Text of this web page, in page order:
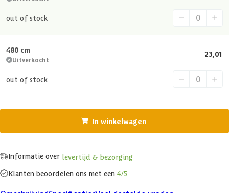
out of stock
480 cm
Uitverkocht
out of stock
23,01
In winkelwagen
Informatie over levertijd & bezorging
Klanten beoordelen ons met een 4/5